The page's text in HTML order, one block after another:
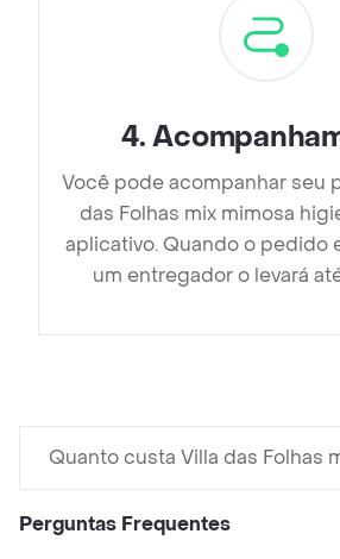
4.
Você pode acompanhar seu
das Folhas mix mimosa
aplicativo. Quando o pedido
um entregador o levará
Quanto custa Villa das Folhas
Perguntas Frequentes